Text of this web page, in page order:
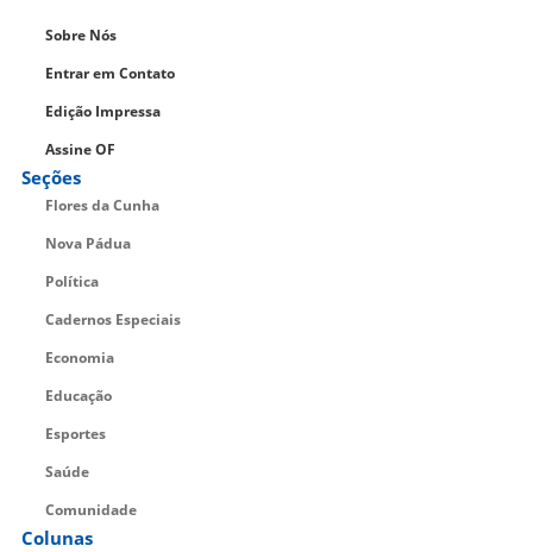
Sobre Nós
Entrar em Contato
Edição Impressa
Assine OF
Seções
Flores da Cunha
Nova Pádua
Política
Cadernos Especiais
Economia
Educação
Esportes
Saúde
Comunidade
Colunas